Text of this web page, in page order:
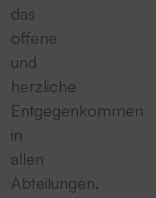
das
offene
und
herzliche
Entgegenkommen
in
allen
Abteilungen.